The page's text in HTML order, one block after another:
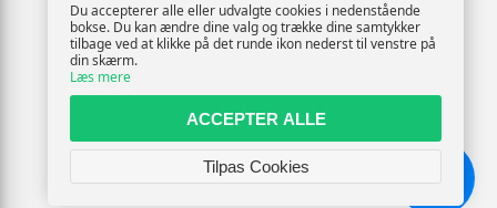
Du accepterer alle eller udvalgte cookies i nedenstående
bokse. Du kan ændre dine valg og trække dine samtykker
tilbage ved at klikke på det runde ikon nederst til venstre på
din skærm.
Læs mere
ACCEPTER ALLE
Tilpas Cookies